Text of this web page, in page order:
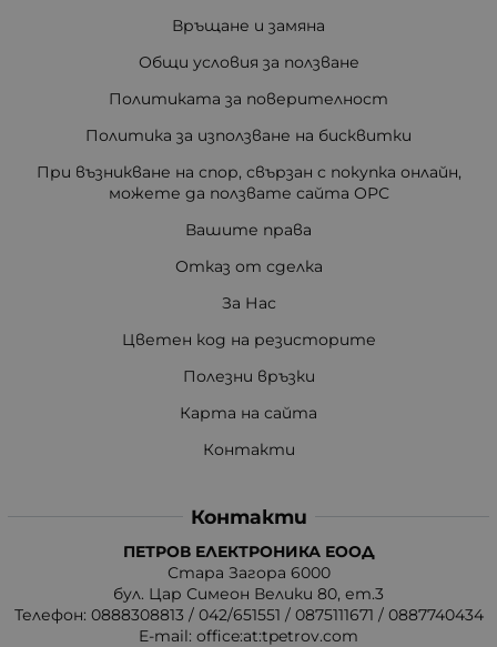
Връщане и замяна
Общи условия за ползване
Политиката за поверителност
Политика за използване на бисквитки
При възникване на спор, свързан с покупка онлайн,
можете да ползвате сайта ОРС
Вашите права
Отказ от сделка
За Нас
Цветен код на резисторите
Полезни връзки
Карта на сайта
Контакти
Контакти
ПЕТРОВ ЕЛЕКТРОНИКА ЕООД
Стара Загора 6000
бул. Цар Симеон Велики 80, ет.3
Телефон: 0888308813 / 042/651551 / 0875111671 / 0887740434
E-mail: office:at:tpetrov.com